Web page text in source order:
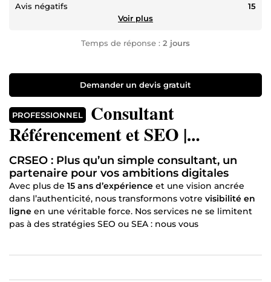
Avis négatifs
15
Voir plus
Temps de réponse : 2 jours
Demander un devis gratuit
PROFESSIONNEL
Consultant
Référencement et SEO |
Coaching Internet | Webmaster |
Optimisation de Sites Web
CRSEO : Plus qu’un simple consultant, un
partenaire pour vos ambitions digitales
Avec plus de 15 ans d’expérience et une vision ancrée
dans l’authenticité, nous transformons votre visibilité en
ligne en une véritable force. Nos services ne se limitent
pas à des stratégies SEO ou SEA : nous vous
Qui sommes-nous ?